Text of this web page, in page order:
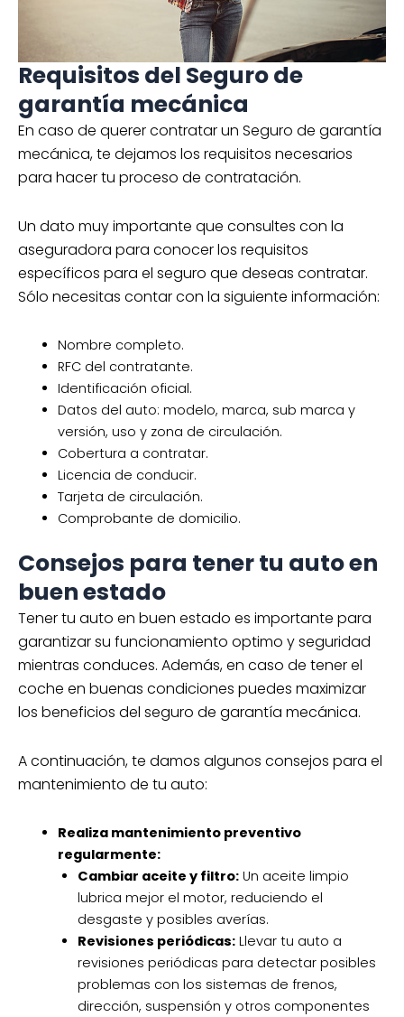
Requisitos del Seguro de
garantía mecánica
En caso de querer contratar un Seguro de garantía
mecánica, te dejamos los requisitos necesarios
para hacer tu proceso de contratación.
Un dato muy importante que consultes con la
aseguradora para conocer los requisitos
específicos para el seguro que deseas contratar.
Sólo necesitas contar con la siguiente información:
Nombre completo.
RFC del contratante.
Identificación oficial.
Datos del auto: modelo, marca, sub marca y
versión, uso y zona de circulación.
Cobertura a contratar.
Licencia de conducir.
Tarjeta de circulación.
Comprobante de domicilio.
Consejos para tener tu auto en
buen estado
Tener tu auto en buen estado es importante para
garantizar su funcionamiento optimo y seguridad
mientras conduces. Además, en caso de tener el
coche en buenas condiciones puedes maximizar
los beneficios del seguro de garantía mecánica.
A continuación, te damos algunos consejos para el
mantenimiento de tu auto:
Realiza mantenimiento preventivo
regularmente:
Cambiar aceite y filtro:Un aceite limpio
lubrica mejor el motor, reduciendo el
desgaste y posibles averías.
Revisiones periódicas:Llevar tu auto a
revisiones periódicas para detectar posibles
problemas con los sistemas de frenos,
dirección, suspensión y otros componentes